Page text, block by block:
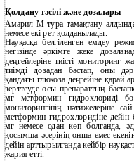
Қолдану тәсілі және дозалары
Амарил М тура тамақтану алдында
немесе екі рет қолданылады.
Науқасқа белгіленген емдеу
негізінде әркімге жеке
деңгейлеріне тиісті мониторинг
тиімді дозадан бастап, оны
қандағы глюкоза деңгейіне
зерттеуде осы препараттың
мг метформин гидрохлориді
мониторингінің нәтижелеріне
метформин гидрохлоридіне дейін
мг немесе одан көп болғанда,
қосымша әсерінің онша емес
дейін арттырылғанда кейбір
жария етті.